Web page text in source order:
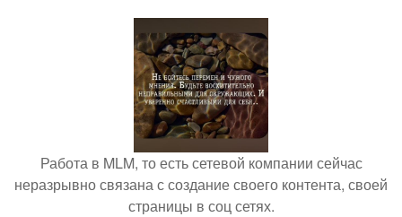
Работа в MLM, то есть сетевой компании сейчас
неразрывно связана с создание своего контента, своей
страницы в соц сетях.